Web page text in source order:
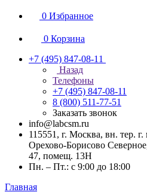
0 Избранное
0 Корзина
+7 (495) 847-08-11
Назад
Телефоны
+7 (495) 847-08-11
8 (800) 511-77-51
Заказать звонок
info@labcsm.ru
115551, г. Москва, вн. тер.
Орехово-Борисово
47, помещ. 13Н
Пн. – Пт.: с 9:00 до 18:00
Главная